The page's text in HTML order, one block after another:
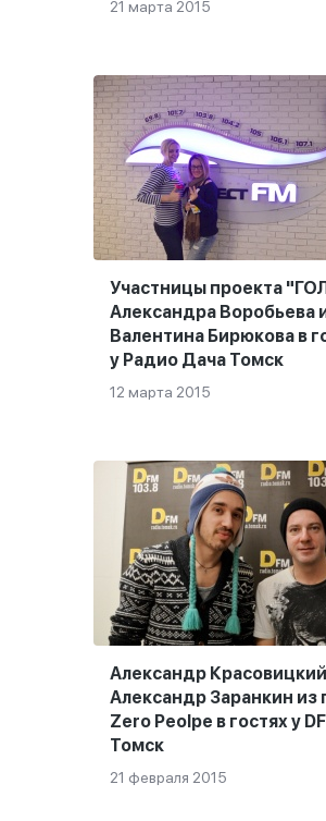
21 марта 2015
Участницы проекта
Александра Воробьева
Валентина Бирюкова в
у Радио Дача Томск
12 марта 2015
Александр
Александр Заранкин из
Zero Peolpe в гостях у
Томск
21 февраля 2015